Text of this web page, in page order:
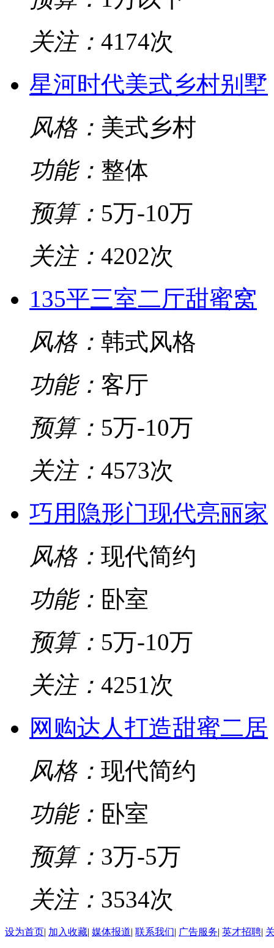
关注： 4174次
星河时代美式乡村别墅
风格： 美式乡村
功能： 整体
预算： 5万-10万
关注： 4202次
135平三室二厅甜蜜窝
风格： 韩式风格
功能： 客厅
预算： 5万-10万
关注： 4573次
巧用隐形门现代亮丽家
风格： 现代简约
功能： 卧室
预算： 5万-10万
关注： 4251次
网购达人打造甜蜜二居
风格： 现代简约
功能： 卧室
预算： 3万-5万
关注： 3534次
设为首页| 加入收藏| 媒体报道| 联系我们| 广告服务| 英才招聘|